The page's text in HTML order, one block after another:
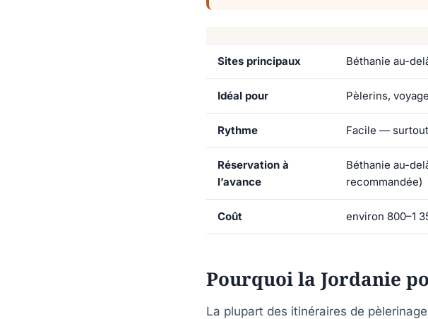
Sites principaux Béthanie au-
Idéal pour Pèlerins,
Rythme Facile —
Réservation à
l’avance
Béthanie au-
recommandée)
Coût environ 800–1
Pourquoi la Jordanie
La plupart des itinéraires de